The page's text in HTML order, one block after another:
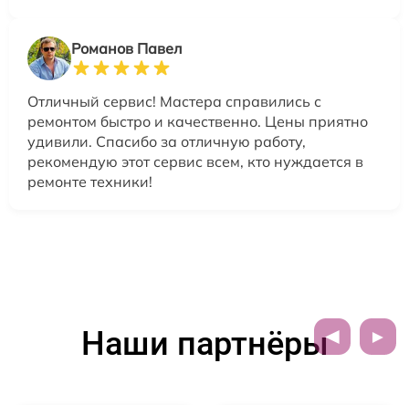
Романов Павел
Отличный сервис! Мастера справились с
ремонтом быстро и качественно. Цены приятно
удивили. Спасибо за отличную работу,
рекомендую этот сервис всем, кто нуждается в
ремонте техники!
Наши партнёры